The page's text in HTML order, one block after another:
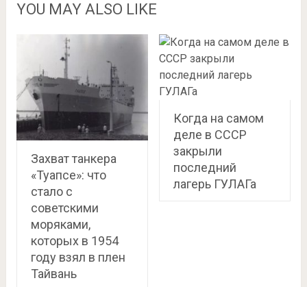
YOU MAY ALSO LIKE
Захват танкера
«Туапсе»: что
стало с
советскими
моряками,
которых в 1954
году взял в плен
Тайвань
Когда на самом
деле в СССР
закрыли
последний
лагерь ГУЛАГа